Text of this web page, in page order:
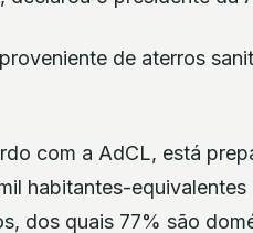
de aterros
com a AdCL, está
habitantes-equivalentes
dos quais 77% são